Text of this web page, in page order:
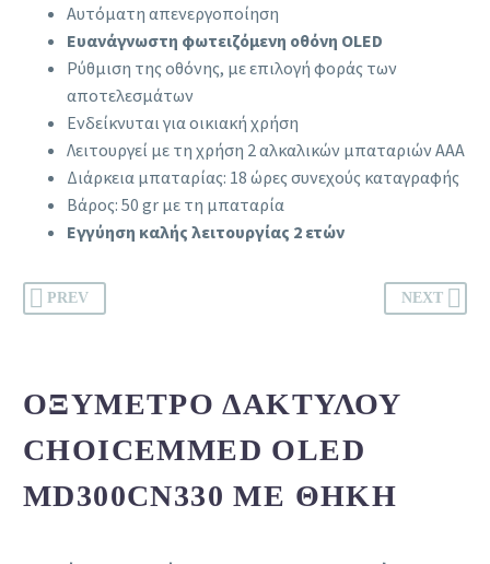
Αυτόματη απενεργοποίηση
Ευανάγνωστη φωτειζόμενη οθόνη OLED
Ρύθμιση της οθόνης, με επιλογή φοράς των
αποτελεσμάτων
Ενδείκνυται για οικιακή χρήση
Λειτουργεί με τη χρήση 2 αλκαλικών μπαταριών ΑΑΑ
Διάρκεια μπαταρίας: 18 ώρες συνεχούς καταγραφής
Βάρος: 50 gr με τη μπαταρία
Εγγύηση καλής λειτουργίας 2 ετών
PREV NEXT
ΟΞΎΜΕΤΡΟ ΔΑΚΤΎΛΟΥ
CHOICEMMED OLED
MD300CΝ330 ΜΕ ΘΉΚΗ